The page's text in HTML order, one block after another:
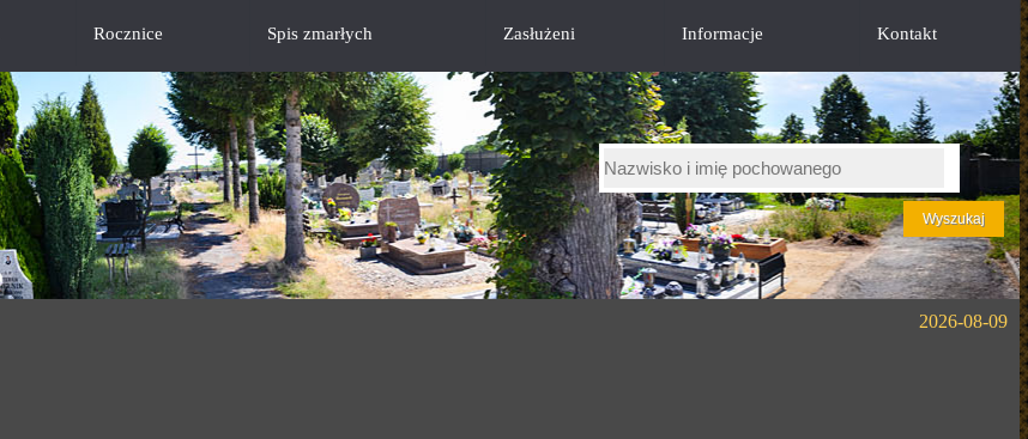
Rocznice Spis zmarłych Zasłużeni Informacje Kontakt
2026-08-09